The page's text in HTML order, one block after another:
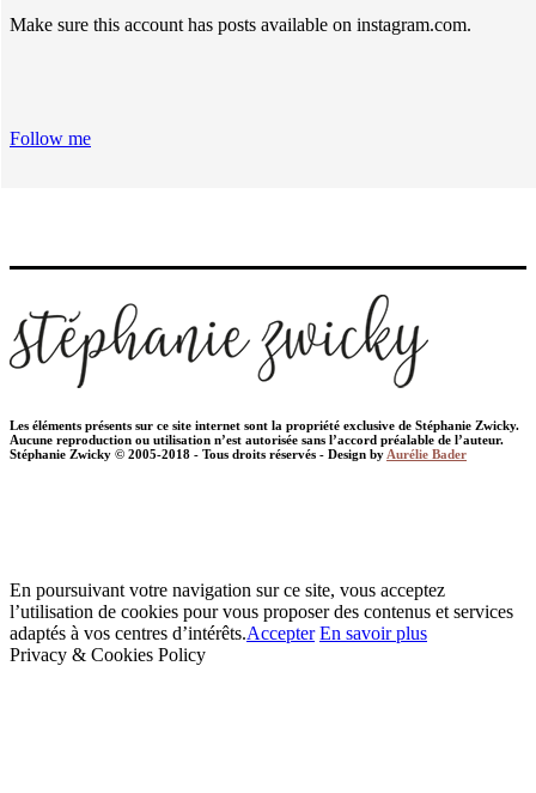
Make sure this account has posts available on instagram.com.
Follow me
Les éléments présents sur ce site internet sont la propriété exclusive de Stéphanie Zwicky.
Aucune reproduction ou utilisation n’est autorisée sans l’accord préalable de l’auteur.
Stéphanie Zwicky © 2005-2018 - Tous droits réservés - Design by Aurélie Bader
En poursuivant votre navigation sur ce site, vous acceptez
l’utilisation de cookies pour vous proposer des contenus et services
adaptés à vos centres d’intérêts.Accepter En savoir plus
Privacy & Cookies Policy